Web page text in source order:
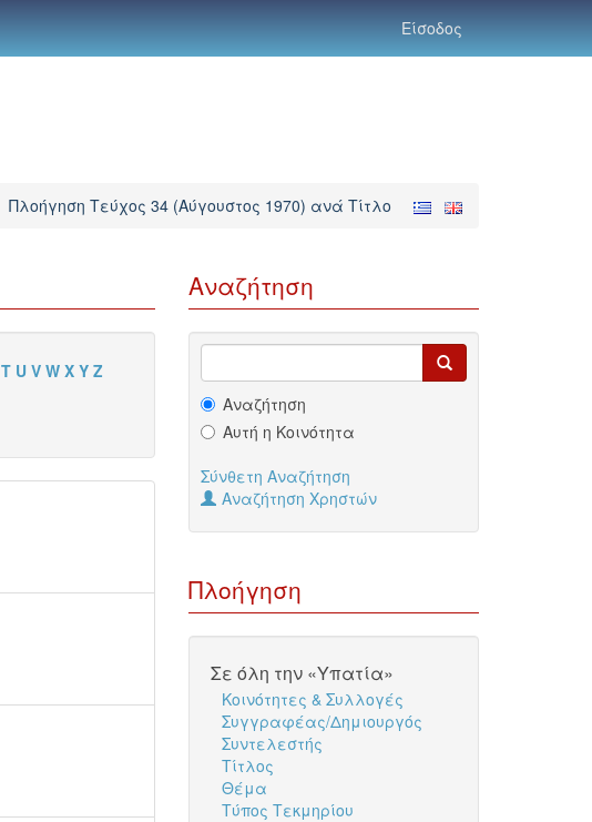
Είσοδος
Πλοήγηση Τεύχος 34 (Αύγουστος 1970) ανά Τίτλο
T U V W X Y Z
Αναζήτηση
Αναζήτηση
Αυτή η Κοινότητα
Σύνθετη Αναζήτηση
Αναζήτηση Χρηστών
Πλοήγηση
Σε όλη την «Υπατία»
Κοινότητες & Συλλογές
Συγγραφέας/Δημιουργός
Συντελεστής
Τίτλος
Θέμα
Τύπος Τεκμηρίου